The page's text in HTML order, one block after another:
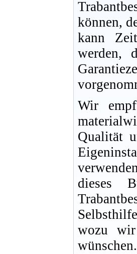
können,
kann
werden,
Wir
Qualität
dieses
wozu
wünschen.